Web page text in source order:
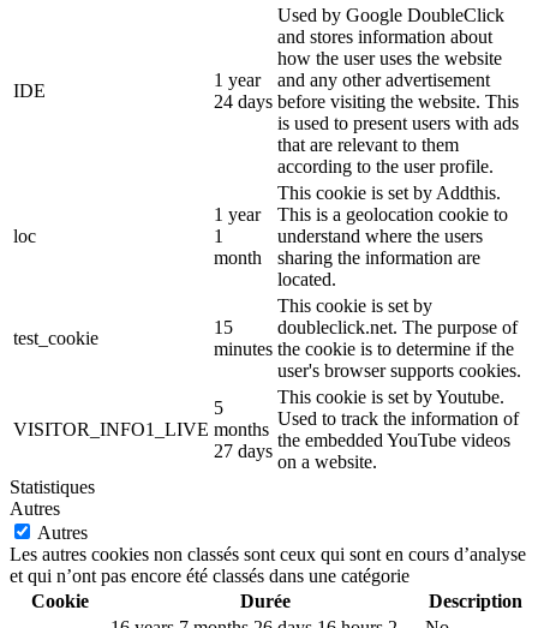
IDE
1 year
24 days
Used by Google DoubleClick
and stores information about
how the user uses the website
and any other advertisement
before visiting the website. This
is used to present users with ads
that are relevant to them
according to the user profile.
loc
1 year
1
month
This cookie is set by Addthis.
This is a geolocation cookie to
understand where the users
sharing the information are
located.
test_cookie
15
minutes
This cookie is set by
doubleclick.net. The purpose of
the cookie is to determine if the
user's browser supports cookies.
VISITOR_INFO1_LIVE
5
months
27 days
This cookie is set by Youtube.
Used to track the information of
the embedded YouTube videos
on a website.
Statistiques
Autres
Autres
Les autres cookies non classés sont ceux qui sont en cours d’analyse
et qui n’ont pas encore été classés dans une catégorie
Cookie
Durée
Description